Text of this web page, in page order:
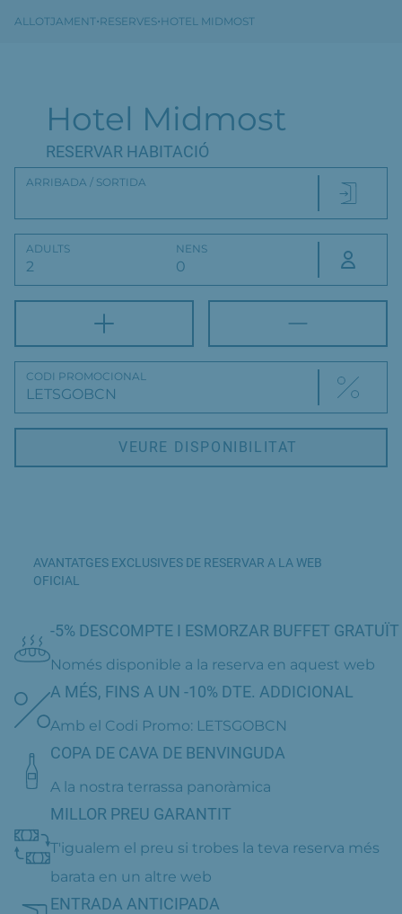
ALLOTJAMENT ·RESERVES·HOTEL MIDMOST
AVANTATGES EXCLUSIVES DE RESERVAR A LA WEB
OFICIAL
-5% DESCOMPTE I ESMORZAR BUFFET GRATUÏT
Només disponible a la reserva en aquest web
A MÉS, FINS A UN -10% DTE. ADDICIONAL
Amb el Codi Promo: LETSGOBCN
COPA DE CAVA DE BENVINGUDA
A la nostra terrassa panoràmica
MILLOR PREU GARANTIT
T'igualem el preu si trobes la teva reserva més
barata en un altre web
ENTRADA ANTICIPADA
Hotel Midmost
RESERVAR HABITACIÓ
ARRIBADA / SORTIDA
ADULTS NENS
CODI PROMOCIONAL
VEURE DISPONIBILITAT